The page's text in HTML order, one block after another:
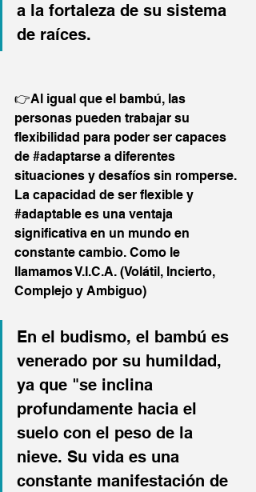
a la fortaleza de su sistema
de raíces.
👉Al igual que el bambú, las
personas pueden trabajar su
flexibilidad para poder ser capaces
de #adaptarse a diferentes
situaciones y desafíos sin romperse.
La capacidad de ser flexible y
#adaptable es una ventaja
significativa en un mundo en
constante cambio. Como le
llamamos V.I.C.A. (Volátil, Incierto,
Complejo y Ambiguo)
En el budismo, el bambú es
venerado por su humildad,
ya que "se inclina
profundamente hacia el
suelo con el peso de la
nieve. Su vida es una
constante manifestación de